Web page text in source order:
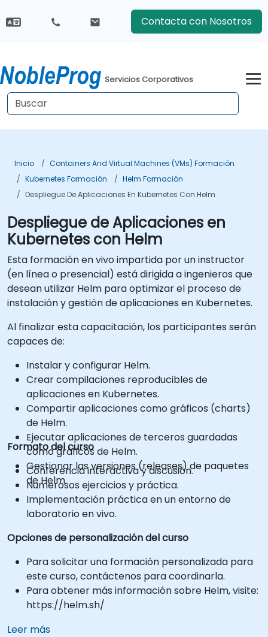
Contacta con Nosotros
Servicios Corporativos
Inicio
Containers And Virtual Machines (VMs) Formación
Kubernetes Formación
Helm Formación
Despliegue De Aplicaciones En Kubernetes Con Helm
Despliegue de Aplicaciones en
Kubernetes con Helm
Esta formación en vivo impartida por un instructor
(en línea o presencial) está dirigida a ingenieros que
desean utilizar Helm para optimizar el proceso de
instalación y gestión de aplicaciones en Kubernetes.
Al finalizar esta capacitación, los participantes serán
capaces de:
Instalar y configurar Helm.
Crear compilaciones reproducibles de
aplicaciones en Kubernetes.
Compartir aplicaciones como gráficos (charts)
de Helm.
Ejecutar aplicaciones de terceros guardadas
como gráficos de Helm.
Gestionar las versiones (releases) de paquetes
de Helm.
Formato del curso
Conferencia interactiva y discusión.
Numerosos ejercicios y práctica.
Implementación práctica en un entorno de
laboratorio en vivo.
Opciones de personalización del curso
Para solicitar una formación personalizada para
este curso, contáctenos para coordinarla.
Para obtener más información sobre Helm, visite:
https://helm.sh/
Leer más